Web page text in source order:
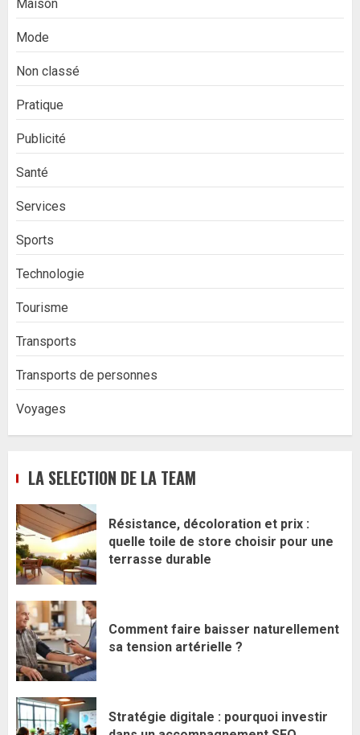
Maison
Mode
Non classé
Pratique
Publicité
Santé
Services
Sports
Technologie
Tourisme
Transports
Transports de personnes
Voyages
LA SELECTION DE LA TEAM
Résistance, décoloration et prix :
quelle toile de store choisir pour une
terrasse durable
Comment faire baisser naturellement
sa tension artérielle ?
Stratégie digitale : pourquoi investir